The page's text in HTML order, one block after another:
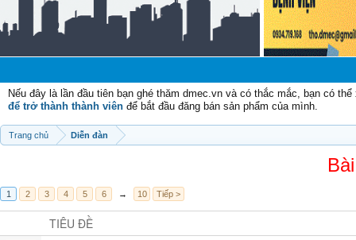
Nếu đây là lần đầu tiên bạn ghé thăm dmec.vn và có thắc mắc, bạn có
để trở thành thành viên để bắt đầu đăng bán sản phẩm của mình.
Trang chủ Diễn đàn
1 2 3 4 5 6 → 10 Tiếp >
TIÊU ĐỀ